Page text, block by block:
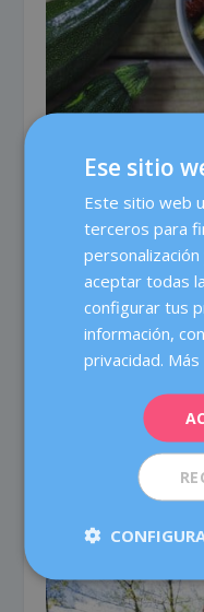
Tallarines de
secos y avellanas
22 enero, 2019
¿Es mejor evitar el
30 octubre, 2024
Ese sitio
Este sitio web
terceros para
aceptar todas
configurar tus
información,
privacidad.